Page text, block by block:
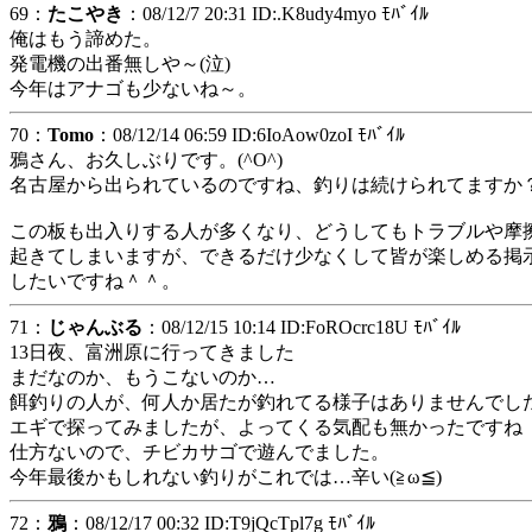
69： たこやき ：08/12/7 20:31 ID:.K8udy4myo ﾓﾊﾞｲﾙ
俺はもう諦めた。
発電機の出番無しや～(泣)
今年はアナゴも少ないね～。
70： Tomo ：08/12/14 06:59 ID:6IoAow0zoI ﾓﾊﾞｲﾙ
鴉さん、お久しぶりです。(^O^)
名古屋から出られているのですね、釣りは続けられてますか
この板も出入りする人が多くなり、どうしてもトラブルや摩
起きてしまいますが、できるだけ少なくして皆が楽しめる掲
したいですね＾＾。
71： じゃんぶる ：08/12/15 10:14 ID:FoROcrc18U ﾓﾊﾞｲﾙ
13日夜、富洲原に行ってきました
まだなのか、もうこないのか…
餌釣りの人が、何人か居たが釣れてる様子はありませんで
エギで探ってみましたが、よってくる気配も無かったですね
仕方ないので、チビカサゴで遊んでました。
今年最後かもしれない釣りがこれでは…辛い(≧ω≦)
72： 鴉 ：08/12/17 00:32 ID:T9jQcTpl7g ﾓﾊﾞｲﾙ